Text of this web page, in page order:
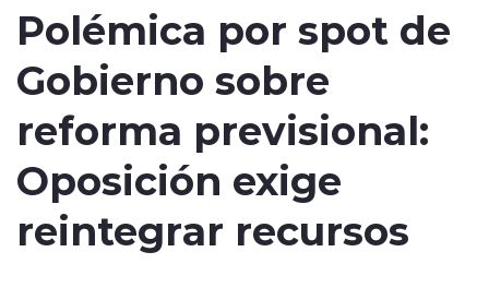
Deportes
Internacional
Polémica por spot de
Gobierno sobre
reforma previsional:
Oposición exige
reintegrar recursos